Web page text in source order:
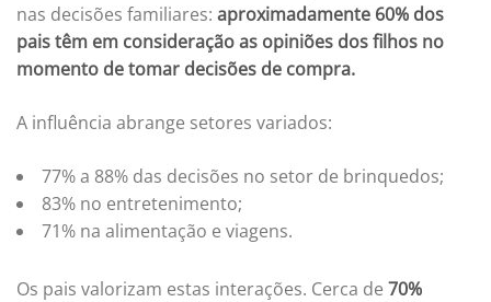
nas decisões familiares: aproximadamente 60% dos
pais têm em consideração as opiniões dos filhos no
momento de tomar decisões de compra.
A influência abrange setores variados:
77% a 88% das decisões no setor de brinquedos;
83% no entretenimento;
71% na alimentação e viagens.
Os pais valorizam estas interações. Cerca de 70%